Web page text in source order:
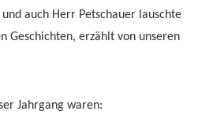
auch Herr Petschauer lauschte
Geschichten, erzählt von unseren
Jahrgang waren: